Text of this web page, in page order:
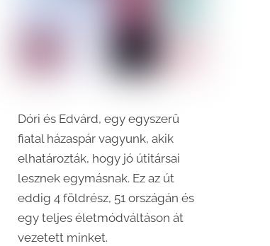
Dóri és Edvárd, egy egyszerű
fiatal házaspár vagyunk, akik
elhatározták, hogy jó útitársai
lesznek egymásnak. Ez az út
eddig 4 földrész, 51 országán és
egy teljes életmódváltáson át
vezetett minket.